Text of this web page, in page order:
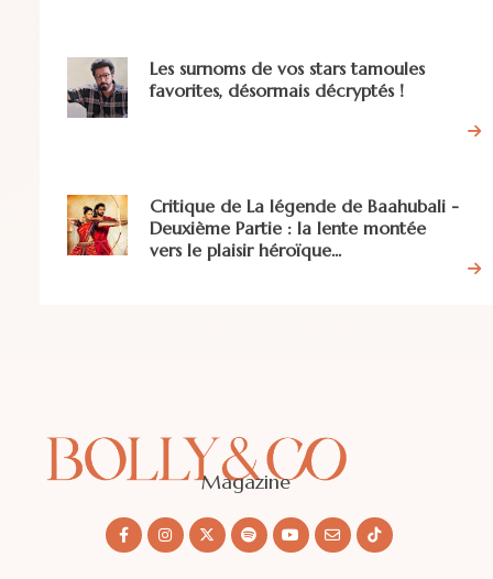
Les surnoms de vos stars tamoules
favorites, désormais décryptés !
Critique de La légende de Baahubali -
Deuxième Partie : la lente montée
vers le plaisir héroïque...
Magazine